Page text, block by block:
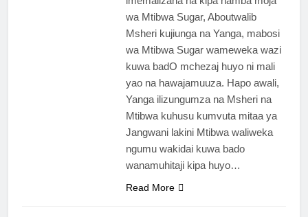
wa Mtibwa Sugar, Aboutwalib
Msheri kujiunga na Yanga, mabosi
wa Mtibwa Sugar wameweka wazi
kuwa badO mchezaj huyo ni mali
yao na hawajamuuza. Hapo awali,
Yanga ilizungumza na Msheri na
Mtibwa kuhusu kumvuta mitaa ya
Jangwani lakini Mtibwa waliweka
ngumu wakidai kuwa bado
wanamuhitaji kipa huyo…
Read More